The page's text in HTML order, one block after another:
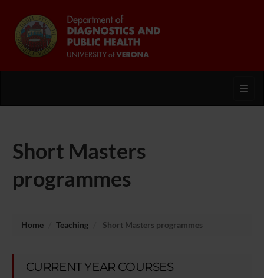
Short Masters
programmes
Home Teaching Short Masters programmes
CURRENT YEAR COURSES